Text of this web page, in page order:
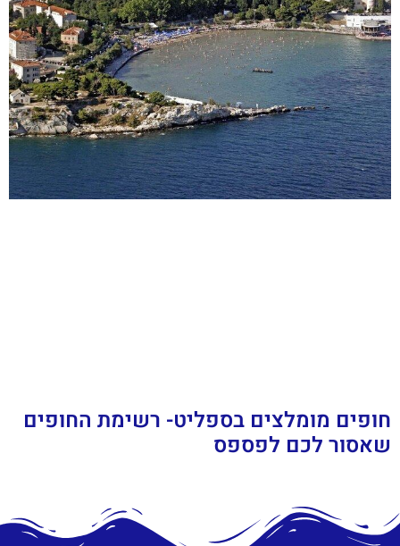
חופים מומלצים בספליט- רשימת החופים
שאסור לכם לפספס